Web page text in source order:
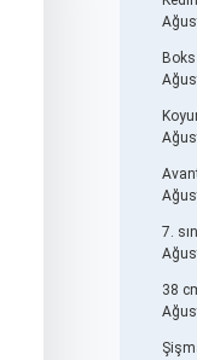
7.
38